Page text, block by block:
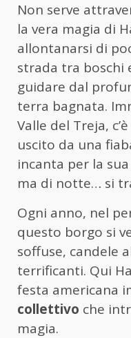
Non serve
la vera magia di
allontanarsi di
strada tra boschi
guidare dal
terra bagnata.
Valle del Treja,
uscito da una
incanta per la
ma di notte… si
Ogni anno, nel
questo borgo si
soffuse, candele
terrificanti. Qui
festa americana
collettivo che
magia.